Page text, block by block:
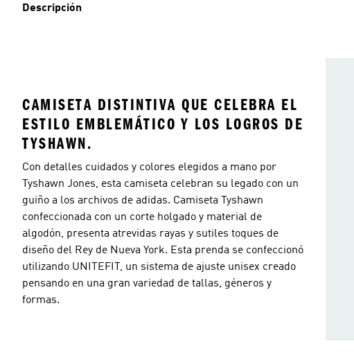
Descripción
CAMISETA DISTINTIVA QUE CELEBRA EL
ESTILO EMBLEMÁTICO Y LOS LOGROS DE
TYSHAWN.
Con detalles cuidados y colores elegidos a mano por
Tyshawn Jones, esta camiseta celebran su legado con un
guiño a los archivos de adidas. Camiseta Tyshawn
confeccionada con un corte holgado y material de
algodón, presenta atrevidas rayas y sutiles toques de
diseño del Rey de Nueva York. Esta prenda se confeccionó
utilizando UNITEFIT, un sistema de ajuste unisex creado
pensando en una gran variedad de tallas, géneros y
formas.